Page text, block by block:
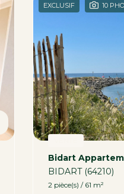
EXCLUSIF 10
BIDART (64210)
2 pièce(s) / 61 m²